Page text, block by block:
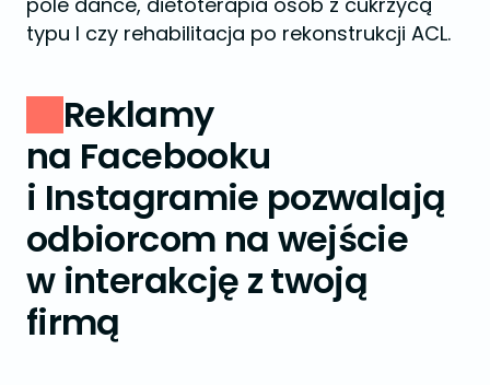
typu I czy rehabilitacja po rekonstrukcji ACL.
Reklamy
na Facebooku
i Instagramie pozwalają
odbiorcom na wejście
w interakcję z twoją
firmą